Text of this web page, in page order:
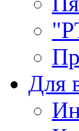
Для